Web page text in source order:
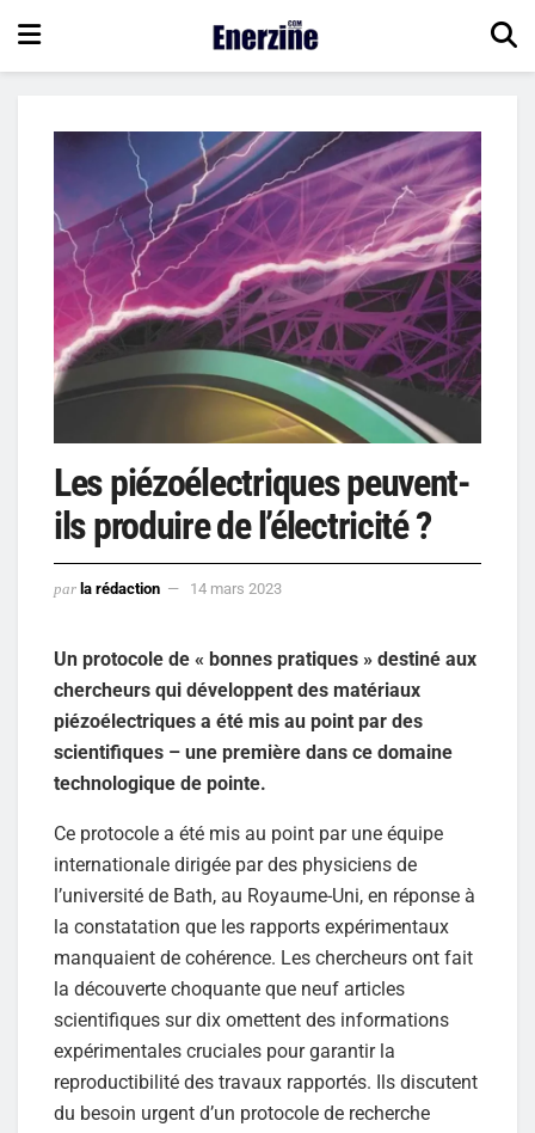
Les piézoélectriques peuvent-
ils produire de l’électricité ?
par la rédaction 14 mars 2023
Un protocole de « bonnes pratiques » destiné aux
chercheurs qui développent des matériaux
piézoélectriques a été mis au point par des
scientifiques – une première dans ce domaine
technologique de pointe.
Ce protocole a été mis au point par une équipe
internationale dirigée par des physiciens de
l’université de Bath, au Royaume-Uni, en réponse à
la constatation que les rapports expérimentaux
manquaient de cohérence. Les chercheurs ont fait
la découverte choquante que neuf articles
scientifiques sur dix omettent des informations
expérimentales cruciales pour garantir la
reproductibilité des travaux rapportés. Ils discutent
du besoin urgent d’un protocole de recherche